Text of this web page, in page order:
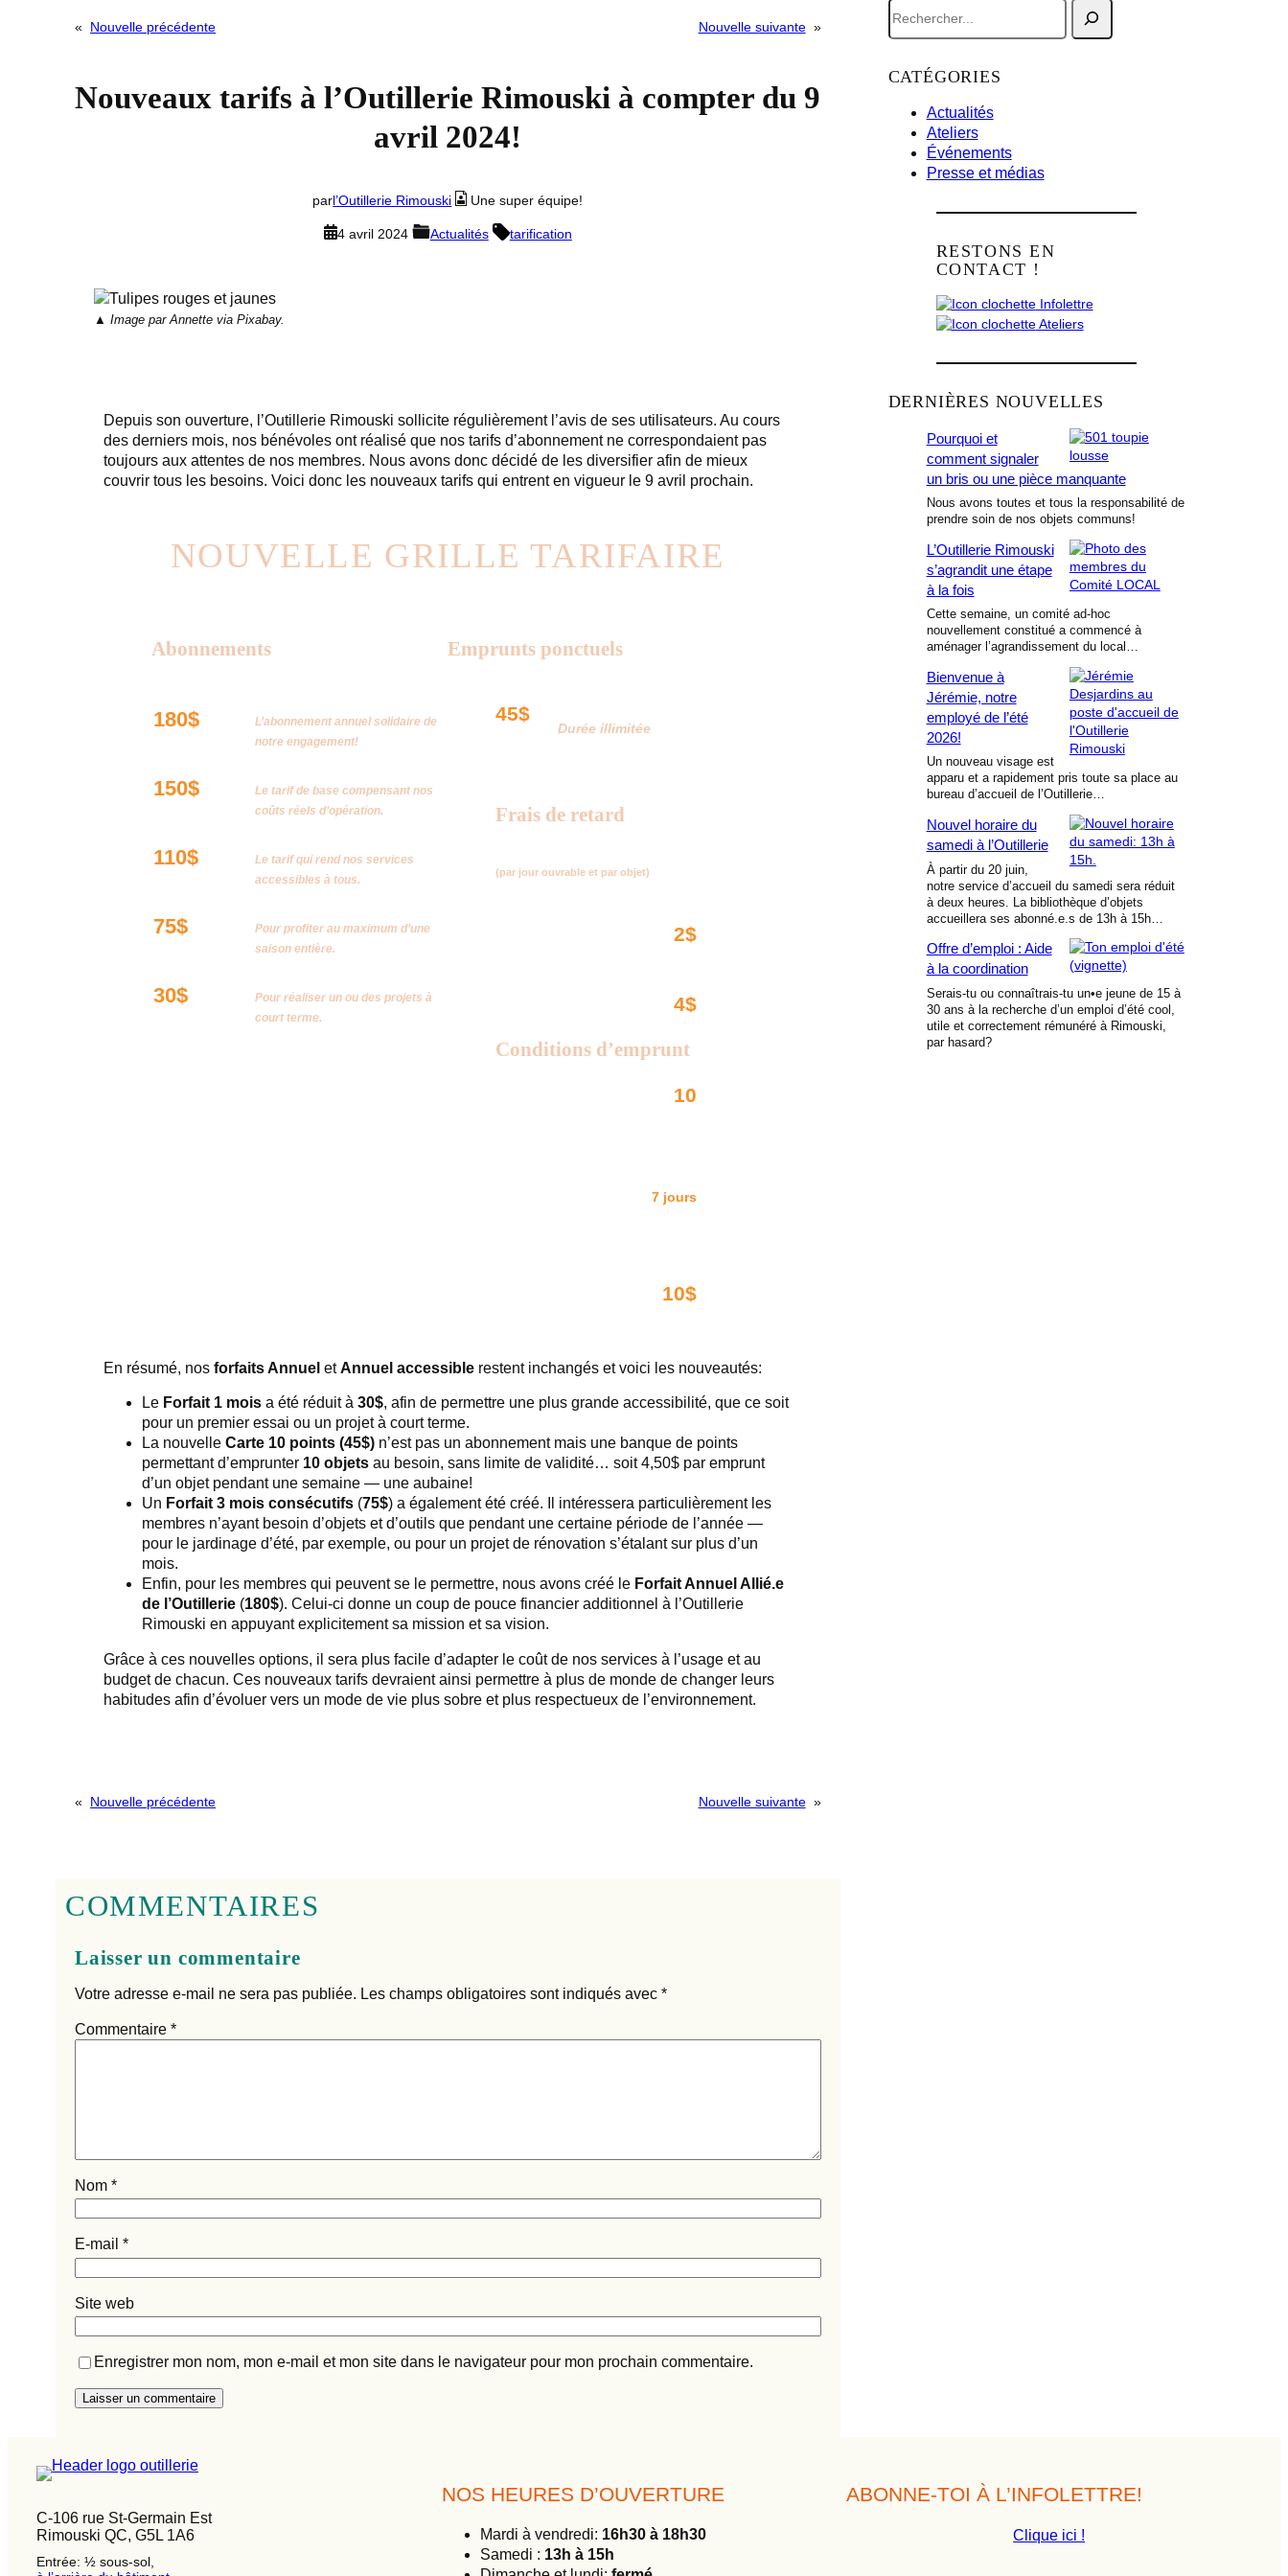
« Nouvelle précédente Nouvelle suivante »
Nouveaux tarifs à l’Outillerie Rimouski à compter du 9
avril 2024!
parl’Outillerie Rimouski Une super équipe!
4 avril 2024 Actualités tarification
Image par Annette via Pixabay.
Depuis son ouverture, l’Outillerie Rimouski sollicite régulièrement l’avis de ses utilisateurs. Au cours
des derniers mois, nos bénévoles ont réalisé que nos tarifs d’abonnement ne correspondaient pas
toujours aux attentes de nos membres. Nous avons donc décidé de les diversifier afin de mieux
couvrir tous les besoins. Voici donc les nouveaux tarifs qui entrent en vigueur le 9 avril prochain.
NOUVELLE GRILLE TARIFAIRE
Abonnements
180$
L’abonnement annuel solidaire de
notre engagement!
150$
Le tarif de base compensant nos
coûts réels d’opération.
110$
Le tarif qui rend nos services
accessibles à tous.
75$
Pour profiter au maximum d’une
saison entière.
30$
Pour réaliser un ou des projets à
court terme.
Emprunts ponctuels
45$
Durée illimitée
Frais de retard
(par jour ouvrable et par objet)
2$
4$
Conditions d’emprunt
10
7 jours
10$
En résumé, nos forfaits Annuel etAnnuel accessible restent inchangés et voici les nouveautés:
Le Forfait 1 mois a été réduit à 30$, afin de permettre une plus grande accessibilité, que ce soit
pour un premier essai ou un projet à court terme.
La nouvelle Carte 10 points (45$) n’est pas un abonnement mais une banque de points
permettant d’emprunter 10 objets au besoin, sans limite de validité… soit 4,50$ par emprunt
d’un objet pendant une semaine — une aubaine!
Un Forfait 3 mois consécutifs (75$) a également été créé. Il intéressera particulièrement les
membres n’ayant besoin d’objets et d’outils que pendant une certaine période de l’année —
pour le jardinage d’été, par exemple, ou pour un projet de rénovation s’étalant sur plus d’un
mois.
Enfin, pour les membres qui peuvent se le permettre, nous avons créé le Forfait Annuel Allié.e
de l’Outillerie (180$). Celui-ci donne un coup de pouce financier additionnel à l’Outillerie
Rimouski en appuyant explicitement sa mission et sa vision.
Grâce à ces nouvelles options, il sera plus facile d’adapter le coût de nos services à l’usage et au
budget de chacun. Ces nouveaux tarifs devraient ainsi permettre à plus de monde de changer leurs
habitudes afin d’évoluer vers un mode de vie plus sobre et plus respectueux de l’environnement.
« Nouvelle précédente Nouvelle suivante »
COMMENTAIRES
Laisser un commentaire
Votre adresse e-mail ne sera pas publiée. Les champs obligatoires sont indiqués avec *
Commentaire *
Nom *
E-mail *
Site web
Enregistrer mon nom, mon e-mail et mon site dans le navigateur pour mon prochain commentaire.
R
e
h
e
CATÉGORIES
Actualités
Ateliers
Événements
Presse et médias
RESTONS EN
CONTACT !
Infolettre
Ateliers
DERNIÈRES NOUVELLES
Pourquoi et
comment signaler
un bris ou une pièce manquante
Nous avons toutes et tous la responsabilité de
prendre soin de nos objets communs!
L’Outillerie Rimouski
s’agrandit une étape
à la fois
Cette semaine, un comité ad-hoc
nouvellement constitué a commencé à
aménager l’agrandissement du local…
Bienvenue à
Jérémie, notre
employé de l’été
2026!
Un nouveau visage est
apparu et a rapidement pris toute sa place au
bureau d’accueil de l’Outillerie…
Nouvel horaire du
samedi à l’Outillerie
À partir du 20 juin,
notre service d’accueil du samedi sera réduit
à deux heures. La bibliothèque d’objets
accueillera ses abonné.e.s de 13h à 15h…
Offre d’emploi : Aide
à la coordination
Serais-tu ou connaîtrais-tu un•e jeune de 15 à
30 ans à la recherche d’un emploi d’été cool,
utile et correctement rémunéré à Rimouski,
par hasard?
C-106 rue St-Germain Est
Rimouski QC, G5L 1A6
Entrée: ½ sous-sol,
NOS HEURES D’OUVERTURE
Mardi à vendredi: 16h30 à 18h30
Samedi : 13h à 15h
ABONNE-TOI À L’INFOLETTRE!
Clique ici !